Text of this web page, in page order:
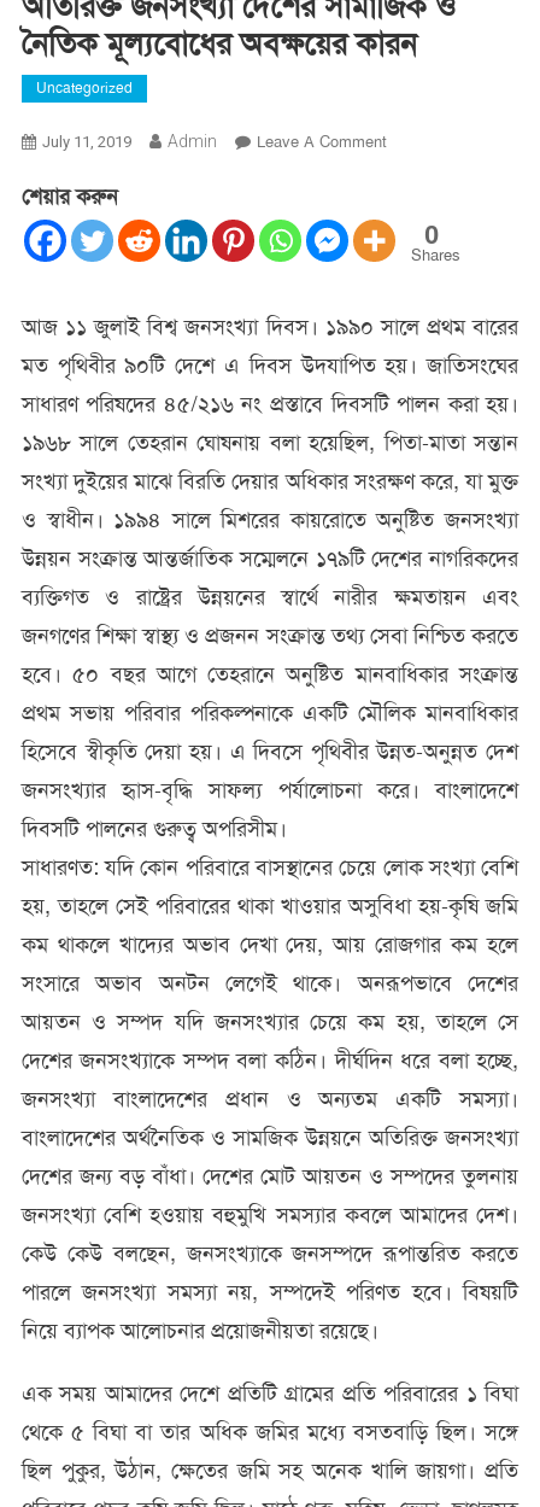
নৈতিক মূল্যবোধের অবক্ষয়ের কারন
Uncategorized
July 11, 2019 Admin Leave A CommentOn
দেশের
সামাজিক
মূল্যবোধের
অবক্ষয়ের
কারন
শেয়ার করুন
0
Shares
আজ ১১ জুলাই বিশ্ব জনসংখ্যা দিবস। ১৯৯০ সালে প্রথম বারের
মত পৃথিবীর ৯০টি দেশে এ দিবস উদযাপিত হয়। জাতিসংঘের
সাধারণ পরিষদের ৪৫/২১৬ নং প্রস্তাবে দিবসটি পালন করা হয়।
১৯৬৮ সালে তেহরান ঘোষনায় বলা হয়েছিল, পিতা-মাতা সন্তান
সংখ্যা দুইয়ের মাঝে বিরতি দেয়ার অধিকার সংরক্ষণ করে, যা মুক্ত
ও স্বাধীন। ১৯৯৪ সালে মিশরের কায়রোতে অনুষ্টিত জনসংখ্যা
উন্নয়ন সংক্রান্ত আন্তর্জাতিক সম্মেলনে ১৭৯টি দেশের নাগরিকদের
ব্যক্তিগত ও রাষ্ট্রের উন্নয়নের স্বার্থে নারীর ক্ষমতায়ন এবং
জনগণের শিক্ষা স্বাস্থ্য ও প্রজনন সংক্রান্ত তথ্য সেবা নিশ্চিত করতে
হবে। ৫০ বছর আগে তেহরানে অনুষ্টিত মানবাধিকার সংক্রান্ত
প্রথম সভায় পরিবার পরিকল্পনাকে একটি মৌলিক মানবাধিকার
হিসেবে স্বীকৃতি দেয়া হয়। এ দিবসে পৃথিবীর উন্নত-অনুন্নত দেশ
জনসংখ্যার হৃাস-বৃদ্ধি সাফল্য পর্যালোচনা করে। বাংলাদেশে
দিবসটি পালনের গুরুত্ব অপরিসীম।
সাধারণত: যদি কোন পরিবারে বাসস্থানের চেয়ে লোক সংখ্যা বেশি
হয়, তাহলে সেই পরিবারের থাকা খাওয়ার অসুবিধা হয়-কৃষি জমি
কম থাকলে খাদ্যের অভাব দেখা দেয়, আয় রোজগার কম হলে
সংসারে অভাব অনটন লেগেই থাকে। অনরূপভাবে দেশের
আয়তন ও সম্পদ যদি জনসংখ্যার চেয়ে কম হয়, তাহলে সে
দেশের জনসংখ্যাকে সম্পদ বলা কঠিন। দীর্ঘদিন ধরে বলা হচ্ছে,
জনসংখ্যা বাংলাদেশের প্রধান ও অন্যতম একটি সমস্যা।
বাংলাদেশের অর্থনৈতিক ও সামজিক উন্নয়নে অতিরিক্ত জনসংখ্যা
দেশের জন্য বড় বাঁধা। দেশের মোট আয়তন ও সম্পদের তুলনায়
জনসংখ্যা বেশি হওয়ায় বহুমুখি সমস্যার কবলে আমাদের দেশ।
কেউ কেউ বলছেন, জনসংখ্যাকে জনসম্পদে রূপান্তরিত করতে
পারলে জনসংখ্যা সমস্যা নয়, সম্পদেই পরিণত হবে। বিষয়টি
নিয়ে ব্যাপক আলোচনার প্রয়োজনীয়তা রয়েছে।
এক সময় আমাদের দেশে প্রতিটি গ্রামের প্রতি পরিবারের ১ বিঘা
থেকে ৫ বিঘা বা তার অধিক জমির মধ্যে বসতবাড়ি ছিল। সঙ্গে
ছিল পুকুর, উঠান, ক্ষেতের জমি সহ অনেক খালি জায়গা। প্রতি